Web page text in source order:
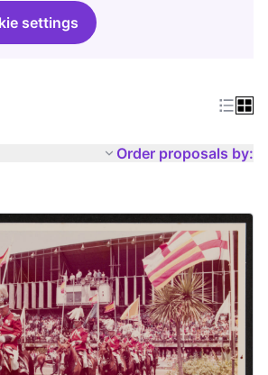
settings
Order proposals by: